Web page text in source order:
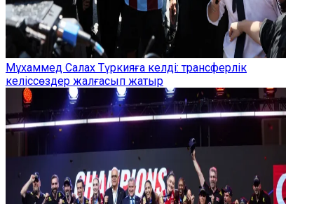
Мұхаммед Салах Түркияға келді: трансферлік
келіссөздер жалғасып жатыр